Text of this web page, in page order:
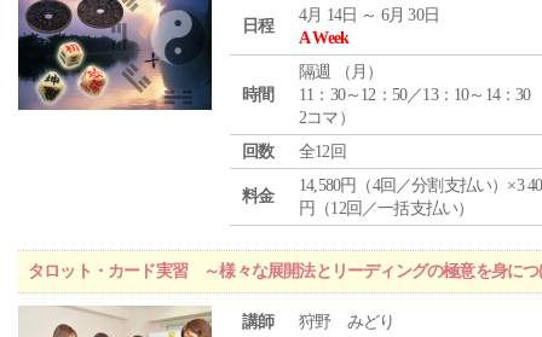
日程
4月 14日 ～ 6月 30日
A Week
時間
隔週 （ 月 ）
11：30～12：50／13：10～14：30
2コマ）
回数
全12回
料金
14,580円（4回／分割支払い）×3
円（12回／一括支払い）
タロット・カード実習 ～様々な展開法とリーディングの極意を身につ
講師 狩野 みどり